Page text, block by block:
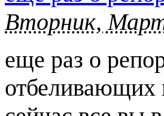
Вторник,
еще раз о
отбеливающих